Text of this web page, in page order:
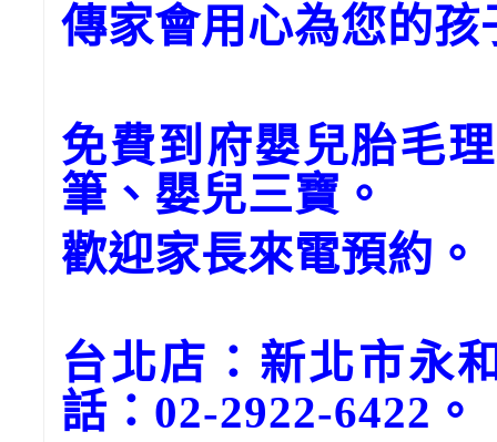
傳家會用心為您的
免費到府嬰兒胎毛
筆、嬰兒三寶。
歡迎家長來電預約。
台北店：新北市永
話：02-2922-6422。